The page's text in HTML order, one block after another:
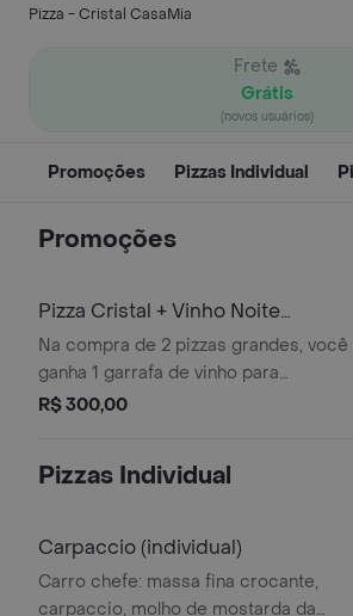
Pizza - Cristal CasaMia
Frete
Grátis
(novos usuários)
Promoções Pizzas Individual
Promoções
Pizza Cristal + Vinho Noite
Perfeita
Na compra de 2 pizzas grandes, você
ganha 1 garrafa de vinho para
acompanhar e deixar tudo ainda mais
simplesmente se presentear com
R$ 300,00
Pizzas Individual
Carpaccio (individual)
Carro chefe: massa fina crocante,
carpaccio, molho de mostarda da